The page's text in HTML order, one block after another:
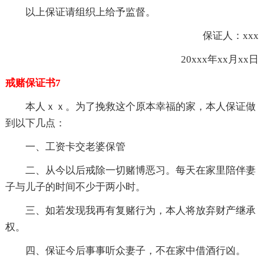
以上保证请组织上给予监督。
保证人：xxx
20xxx年xx月xx日
戒赌保证书7
本人ｘｘ。为了挽救这个原本幸福的家，本人保证做
到以下几点：
一、工资卡交老婆保管
二、从今以后戒除一切赌博恶习。每天在家里陪伴妻
子与儿子的时间不少于两小时。
三、如若发现我再有复赌行为，本人将放弃财产继承
权。
四、保证今后事事听众妻子，不在家中借酒行凶。